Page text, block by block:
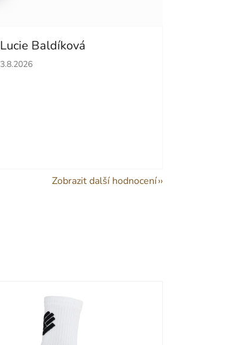
Lucie Baldíková
Hodnocení obchodu je 5 z 5 hvězdiček.
3.8.2026
Zobrazit další hodnocení